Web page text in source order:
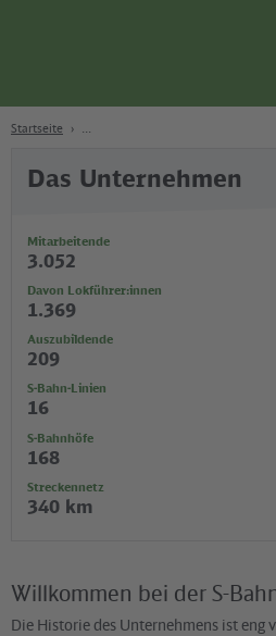
Startseite
Das Unternehmen
Mitarbeitende
3.052
Davon Lokführer:innen
1.369
Auszubildende
209
S-Bahn-Linien
16
S-Bahnhöfe
168
Streckennetz
340 km
Willkommen bei der S-
Die Historie des Unternehmens ist eng